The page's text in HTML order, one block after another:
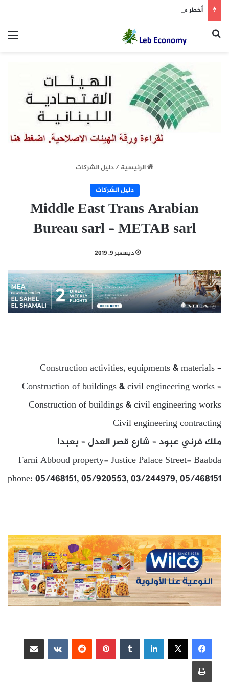
أخطر ما دار داخل غرفة المفاوضات
بحث عن
الرئيسية/دليل الشركات
دليل الشركات
Middle East Trans Arabian
Bureau sarl – METAB sarl
ديسمبر 9, 2019
Construction activities, equipments & materials –
Construction of buildings & civil engineering works –
Construction of buildings & civil engineering works
Civil engineering contracting
ملك فرني عبود – شارع قصر العدل – بعبدا
Farni Abboud property- Justice Palace Street- Baabda
phone: 05/468151, 05/920553, 03/244979, 05/468151
لينكدإن بينتيريست
مشاركة عبر البريد
طباعة